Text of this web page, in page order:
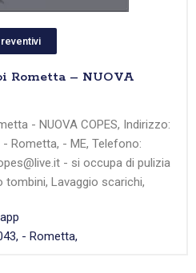
Rometta – NUOVA
- NUOVA COPES, Indirizzo:
Rometta, - ME, Telefono:
- si occupa di pulizia
Lavaggio scarichi,
- Rometta,